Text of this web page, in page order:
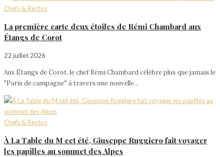
Chefs & Restos
La première carte deux étoiles de Rémi Chambard aux
Étangs de Corot
22 juillet 2026
Aux Étangs de Corot, le chef Rémi Chambard célèbre plus que jamais le
"Paris de campagne" à travers une nouvelle...
Chefs & Restos
À La Table du M cet été, Giuseppe Ruggiero fait voyager
les papilles au sommet des Alpes